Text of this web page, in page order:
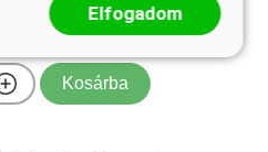
Online ár
3 950 Ft
Kosárba
Elfogadom